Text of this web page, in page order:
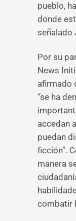
pueblo,
donde
señalado
Por su
News
afirmado
“se ha
accedan
puedan
ficción”.
manera
combatir